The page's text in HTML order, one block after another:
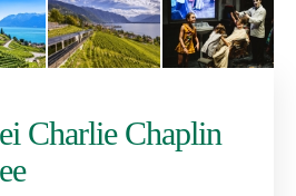
Charlie Chaplin